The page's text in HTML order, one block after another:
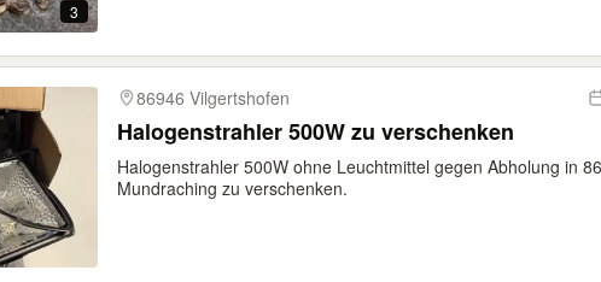
3
86946 Vilgertshofen
Halogenstrahler 500W zu verschenken
Halogenstrahler 500W ohne Leuchtmittel gegen Abholung in
Mundraching zu verschenken.